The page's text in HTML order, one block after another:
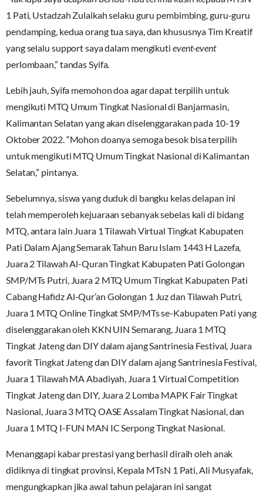
1 Pati, Ustadzah Zulaikah selaku guru pembimbing, guru-guru
pendamping, kedua orang tua saya, dan khususnya Tim Kreatif
yang selalu support saya dalam mengikuti event-event
perlombaan,” tandas Syifa.
Lebih jauh, Syifa memohon doa agar dapat terpilih untuk
mengikuti MTQ Umum Tingkat Nasional di Banjarmasin,
Kalimantan Selatan yang akan diselenggarakan pada 10-19
Oktober 2022. “Mohon doanya semoga besok bisa terpilih
untuk mengikuti MTQ Umum Tingkat Nasional di Kalimantan
Selatan,” pintanya.
Sebelumnya, siswa yang duduk di bangku kelas delapan ini
telah memperoleh kejuaraan sebanyak sebelas kali di bidang
MTQ, antara lain Juara 1 Tilawah Virtual Tingkat Kabupaten
Pati Dalam Ajang Semarak Tahun Baru Islam 1443 H Lazefa,
Juara 2 Tilawah Al-Quran Tingkat Kabupaten Pati Golongan
SMP/MTs Putri, Juara 2 MTQ Umum Tingkat Kabupaten Pati
Cabang Hafidz Al-Qur’an Golongan 1 Juz dan Tilawah Putri,
Juara 1 MTQ Online Tingkat SMP/MTs se-Kabupaten Pati yang
diselenggarakan oleh KKN UIN Semarang, Juara 1 MTQ
Tingkat Jateng dan DIY dalam ajang Santrinesia Festival, Juara
favorit Tingkat Jateng dan DIY dalam ajang Santrinesia Festival,
Juara 1 Tilawah MA Abadiyah, Juara 1 Virtual Competition
Tingkat Jateng dan DIY, Juara 2 Lomba MAPK Fair Tingkat
Nasional, Juara 3 MTQ OASE Assalam Tingkat Nasional, dan
Juara 1 MTQ I-FUN MAN IC Serpong Tingkat Nasional.
Menanggapi kabar prestasi yang berhasil diraih oleh anak
didiknya di tingkat provinsi, Kepala MTsN 1 Pati, Ali Musyafak,
mengungkapkan jika awal tahun pelajaran ini sangat